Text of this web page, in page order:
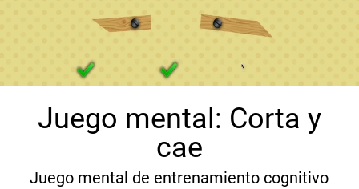
Juego mental: Corta y
cae
Juego mental de entrenamiento cognitivo